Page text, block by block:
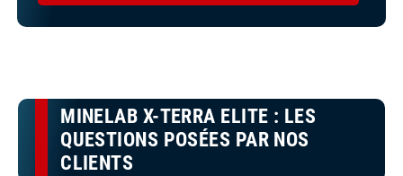
MINELAB X-TERRA ELITE : LES
QUESTIONS POSÉES PAR NOS
CLIENTS